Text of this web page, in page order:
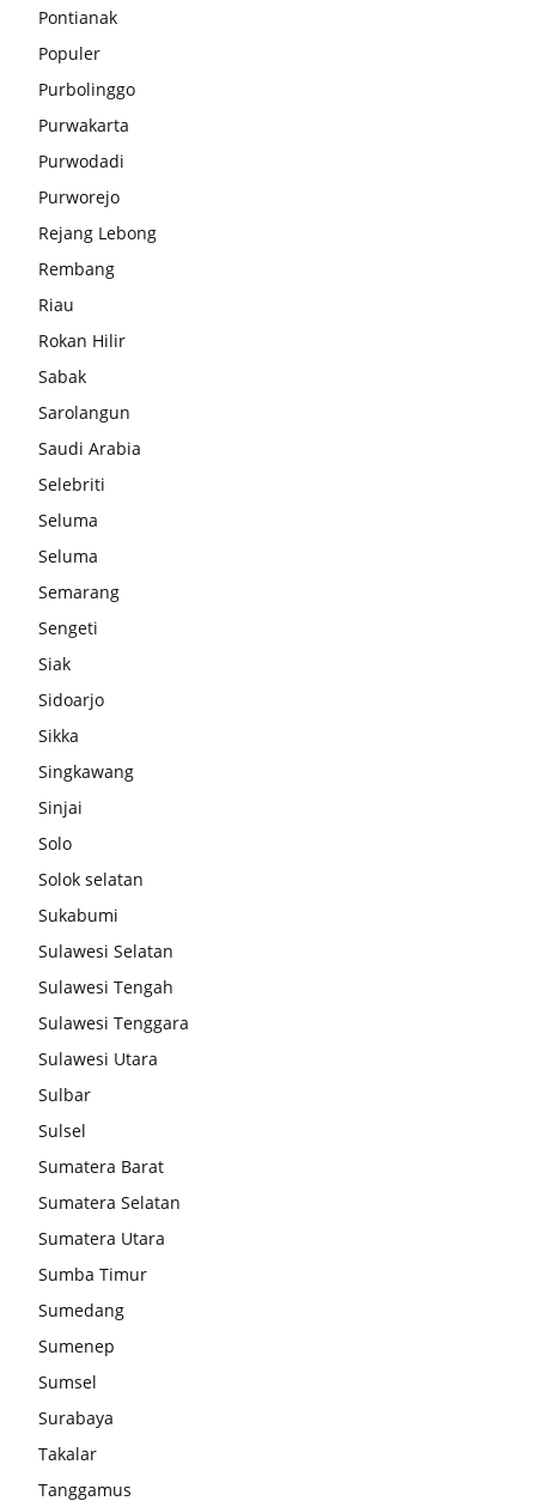
Pontianak
Populer
Purbolinggo
Purwakarta
Purwodadi
Purworejo
Rejang Lebong
Rembang
Riau
Rokan Hilir
Sabak
Sarolangun
Saudi Arabia
Selebriti
Seluma
Seluma
Semarang
Sengeti
Siak
Sidoarjo
Sikka
Singkawang
Sinjai
Solo
Solok selatan
Sukabumi
Sulawesi Selatan
Sulawesi Tengah
Sulawesi Tenggara
Sulawesi Utara
Sulbar
Sulsel
Sumatera Barat
Sumatera Selatan
Sumatera Utara
Sumba Timur
Sumedang
Sumenep
Sumsel
Surabaya
Takalar
Tanggamus